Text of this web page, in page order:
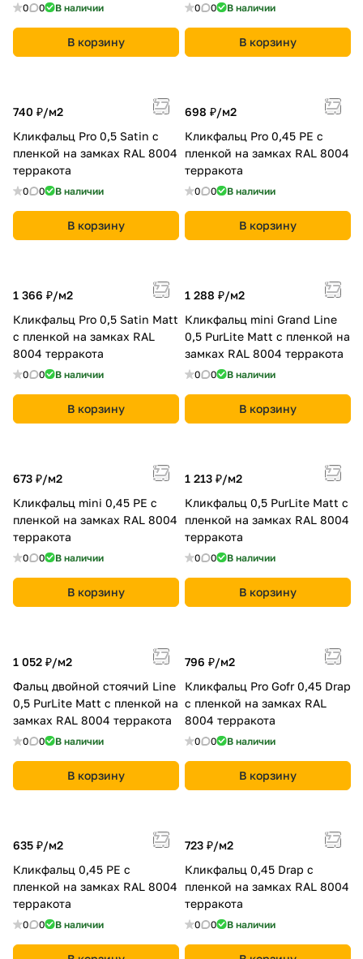
0 0 В наличии
В корзину
0 0 В наличии
В корзину
740 ₽/м2
Кликфальц Pro 0,5 Satin с
пленкой на замках RAL 8004
терракота
0 0 В наличии
В корзину
698 ₽/м2
Кликфальц Pro 0,45 PE с
пленкой на замках RAL 8004
терракота
0 0 В наличии
В корзину
1 366 ₽/м2
Кликфальц Pro 0,5 Satin Мatt
с пленкой на замках RAL
8004 терракота
0 0 В наличии
В корзину
1 288 ₽/м2
Кликфальц mini Grand Line
0,5 PurLite Мatt с пленкой на
замках RAL 8004 терракота
0 0 В наличии
В корзину
673 ₽/м2
Кликфальц mini 0,45 PE с
пленкой на замках RAL 8004
терракота
0 0 В наличии
В корзину
1 213 ₽/м2
Кликфальц 0,5 PurLite Мatt с
пленкой на замках RAL 8004
терракота
0 0 В наличии
В корзину
1 052 ₽/м2
Фальц двойной стоячий Line
0,5 PurLite Мatt с пленкой на
замках RAL 8004 терракота
0 0 В наличии
В корзину
796 ₽/м2
Кликфальц Pro Gofr 0,45 Drap
с пленкой на замках RAL
8004 терракота
0 0 В наличии
В корзину
635 ₽/м2
Кликфальц 0,45 PE с
пленкой на замках RAL 8004
терракота
0 0 В наличии
723 ₽/м2
Кликфальц 0,45 Drap с
пленкой на замках RAL 8004
терракота
0 0 В наличии